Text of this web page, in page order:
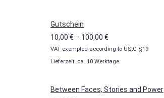
Gutschein
10,00 € – 100,00 €
10,00 €
bis
VAT exempted according to UStG §19
Lieferzeit: ca. 10 Werktage
Between Faces, Stories and Power